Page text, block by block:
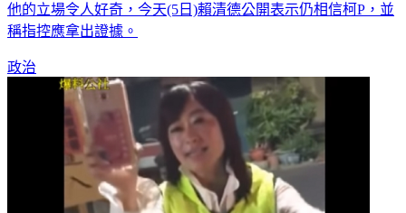
他的立場令人好奇，今天(5日)賴清德公開表示仍相信柯P，並
稱指控應拿出證據。
政治